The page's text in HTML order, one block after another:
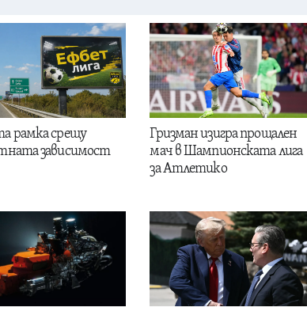
рамка срещу
зависимост
Гризман изигра прощален
мач в Шампионската лига
за Атлетико